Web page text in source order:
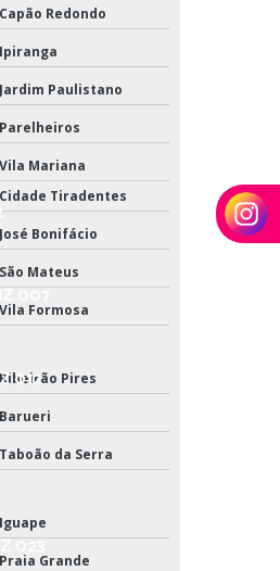
007
012
023
Capão Redondo
Ipiranga
Jardim Paulistano
Parelheiros
Vila Mariana
Cidade Tiradentes
José Bonifácio
São Mateus
Vila Formosa
Ribeirão Pires
Barueri
Taboão da Serra
Iguape
Praia Grande